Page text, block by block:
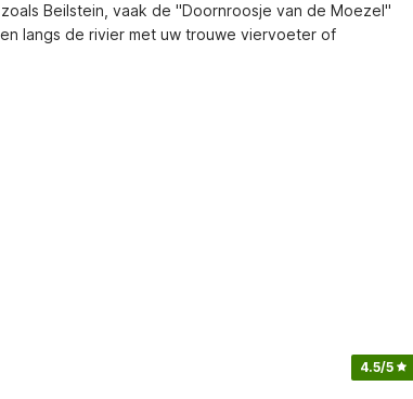
Beilstein, vaak de "Doornroosje van de Moezel"
langs de rivier met uw trouwe viervoeter of
4.5/5